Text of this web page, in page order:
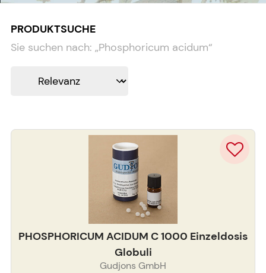
PRODUKTSUCHE
Sie suchen nach: „Phosphoricum acidum“
PHOSPHORICUM ACIDUM C 1000 Einzeldosis
Globuli
Gudjons GmbH